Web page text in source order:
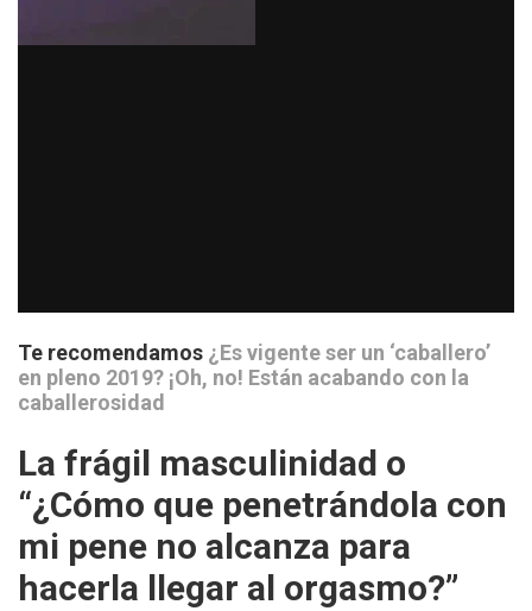
Te recomendamos ¿Es vigente ser un ‘caballero’
en pleno 2019? ¡Oh, no! Están acabando con la
caballerosidad
La frágil masculinidad o
“¿Cómo que penetrándola con
mi pene no alcanza para
hacerla llegar al orgasmo?”